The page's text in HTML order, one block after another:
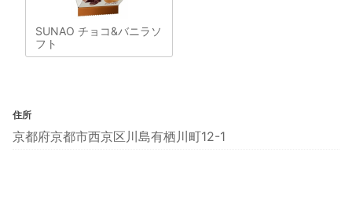
SUNAO チョコ&バニラソ
フト
住所
京都府京都市西京区川島有栖川町12-1